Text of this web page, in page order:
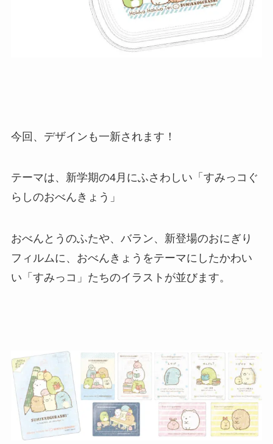
今回、デザインも一新されます！
テーマは、新学期の4月にふさわしい「すみっコぐ
らしのおべんきょう」
おべんとうのふたや、バラン、新登場のおにぎり
フィルムに、おべんきょうをテーマにしたかわい
い「すみっコ」たちのイラストが並びます。